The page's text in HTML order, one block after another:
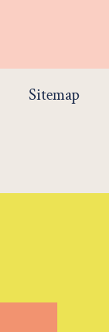
Sitemap